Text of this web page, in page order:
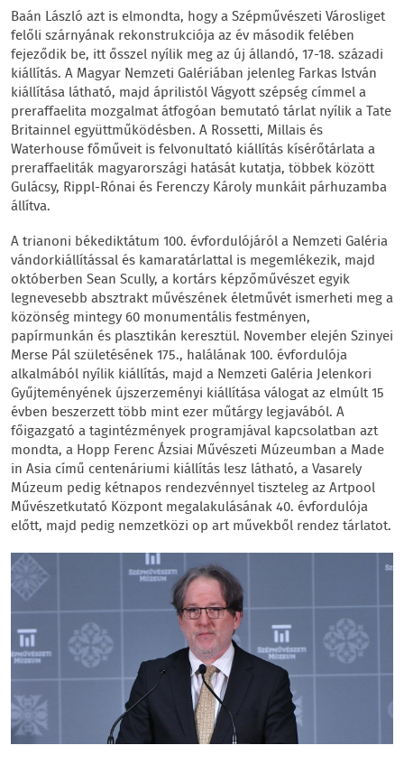
Baán László azt is elmondta, hogy a Szépművészeti Városliget
felőli szárnyának rekonstrukciója az év második felében
fejeződik be, itt ősszel nyílik meg az új állandó, 17-18. századi
kiállítás. A Magyar Nemzeti Galériában jelenleg Farkas István
kiállítása látható, majd áprilistól Vágyott szépség címmel a
preraffaelita mozgalmat átfogóan bemutató tárlat nyílik a Tate
Britainnel együttműködésben. A Rossetti, Millais és
Waterhouse főműveit is felvonultató kiállítás kísérőtárlata a
preraffaeliták magyarországi hatását kutatja, többek között
Gulácsy, Rippl-Rónai és Ferenczy Károly munkáit párhuzamba
állítva.
A trianoni békediktátum 100. évfordulójáról a Nemzeti Galéria
vándorkiállítással és kamaratárlattal is megemlékezik, majd
októberben Sean Scully, a kortárs képzőművészet egyik
legnevesebb absztrakt művészének életművét ismerheti meg a
közönség mintegy 60 monumentális festményen,
papírmunkán és plasztikán keresztül. November elején Szinyei
Merse Pál születésének 175., halálának 100. évfordulója
alkalmából nyílik kiállítás, majd a Nemzeti Galéria Jelenkori
Gyűjteményének újszerzeményi kiállítása válogat az elmúlt 15
évben beszerzett több mint ezer műtárgy legjavából. A
főigazgató a tagintézmények programjával kapcsolatban azt
mondta, a Hopp Ferenc Ázsiai Művészeti Múzeumban a Made
in Asia című centenáriumi kiállítás lesz látható, a Vasarely
Múzeum pedig kétnapos rendezvénnyel tiszteleg az Artpool
Művészetkutató Központ megalakulásának 40. évfordulója
előtt, majd pedig nemzetközi op art művekből rendez tárlatot.